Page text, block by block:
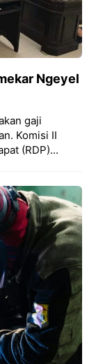
Ngeyel
gaji
Komisi II
(RDP)...